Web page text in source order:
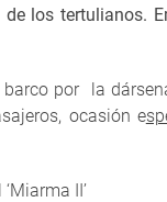
los tertulianos.
por la
ocasión e
II’